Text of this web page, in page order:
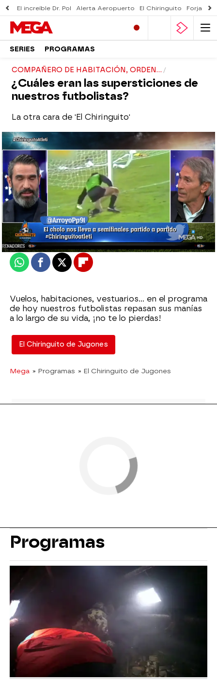
El increíble Dr. Pol Alerta Aeropuerto El Chiringuito Forjado
SERIES PROGRAMAS
COMPAÑERO DE HABITACIÓN, ORDEN...
¿Cuáles eran las supersticiones de
nuestros futbolistas?
La otra cara de 'El Chiringuito'
El Chiringuito
Madrid
Actualizado:05 de abril de 2022, 06:00
Publicado:05 de abril de 2022, 01:13
WhatsappFacebook
X Flipboard
Vuelos, habitaciones, vestuarios... en el programa
de hoy nuestros futbolistas repasan sus manías
a lo largo de su vida, ¡no te lo pierdas!
El Chiringuito de Jugones
Mega » Programas » El Chiringuito de Jugones
Programas